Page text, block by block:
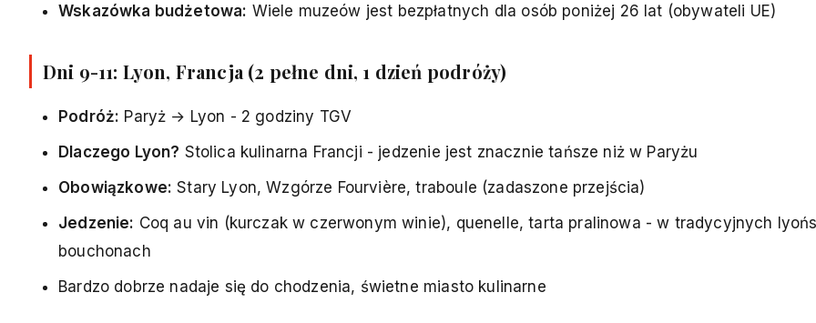
Wskazówka budżetowa: Wiele muzeów jest bezpłatnych dla osób poniżej 26 lat (obywateli UE)
Dni 9-11: Lyon, Francja (2 pełne dni, 1 dzień podróży)
Podróż: Paryż → Lyon - 2 godziny TGV
Dlaczego Lyon? Stolica kulinarna Francji - jedzenie jest znacznie tańsze niż w Paryżu
Obowiązkowe: Stary Lyon, Wzgórze Fourvière, traboule (zadaszone przejścia)
Jedzenie: Coq au vin (kurczak w czerwonym winie), quenelle, tarta pralinowa - w tradycyjnych
bouchonach
Bardzo dobrze nadaje się do chodzenia, świetne miasto kulinarne